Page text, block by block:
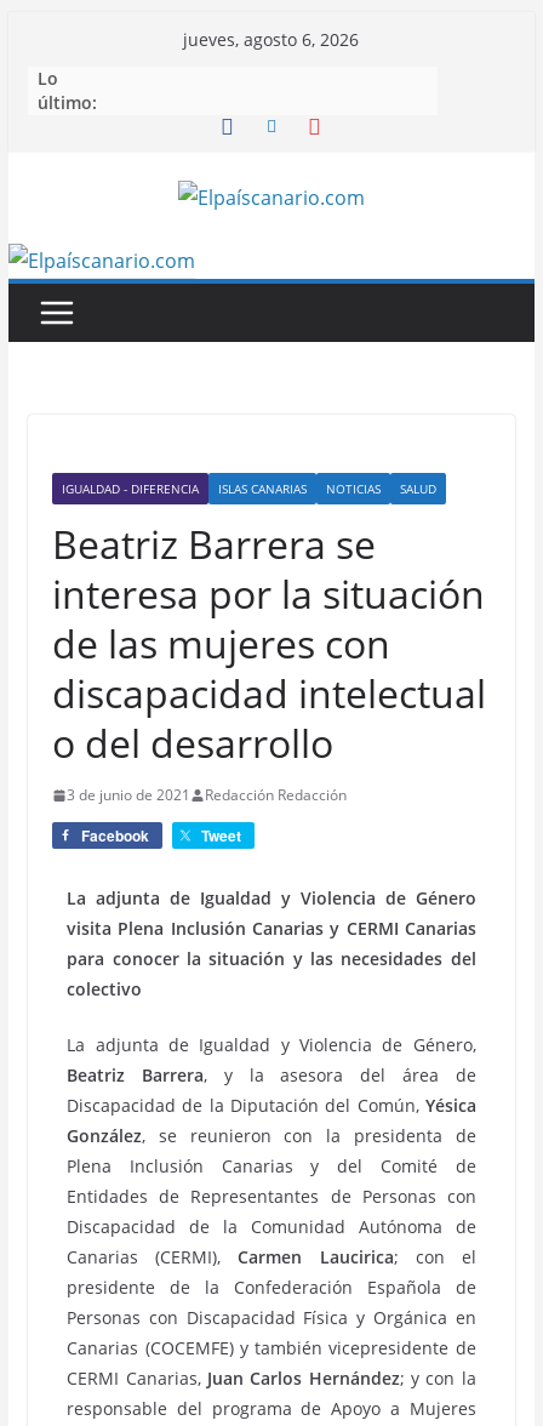
contenido
jueves, agosto 6, 2026
Lo
último:
IGUALDAD - DIFERENCIA ISLAS CANARIAS NOTICIAS SALUD
Beatriz Barrera se
interesa por la situación
de las mujeres con
discapacidad intelectual
o del desarrollo
3 de junio de 2021 Redacción Redacción
Facebook Tweet
La adjunta de Igualdad y Violencia de Género
visita Plena Inclusión Canarias y CERMI Canarias
para conocer la situación y las necesidades del
colectivo
La adjunta de Igualdad y Violencia de Género,
Beatriz Barrera, y la asesora del área de
Discapacidad de la Diputación del Común, Yésica
González, se reunieron con la presidenta de
Plena Inclusión Canarias y del Comité de
Entidades de Representantes de Personas con
Discapacidad de la Comunidad Autónoma de
Canarias (CERMI),Carmen Laucirica; con el
presidente de la Confederación Española de
Personas con Discapacidad Física y Orgánica en
Canarias (COCEMFE) y también vicepresidente de
CERMI Canarias, Juan Carlos Hernández; y con la
responsable del programa de Apoyo a Mujeres